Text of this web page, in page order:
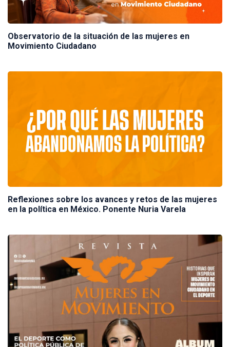
Observatorio de la situación de las mujeres en
Movimiento Ciudadano
Reflexiones sobre los avances y retos de las mujeres
en la política en México. Ponente Nuria Varela